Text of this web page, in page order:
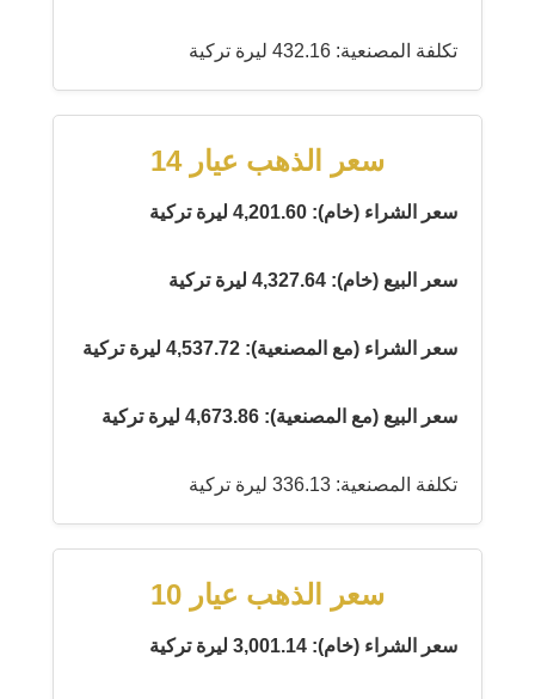
تكلفة المصنعية: 432.16 ليرة تركية
سعر الذهب عيار 14
سعر الشراء (خام): 4,201.60 ليرة تركية
سعر البيع (خام): 4,327.64 ليرة تركية
سعر الشراء (مع المصنعية): 4,537.72 ليرة تركية
سعر البيع (مع المصنعية): 4,673.86 ليرة تركية
تكلفة المصنعية: 336.13 ليرة تركية
سعر الذهب عيار 10
سعر الشراء (خام): 3,001.14 ليرة تركية